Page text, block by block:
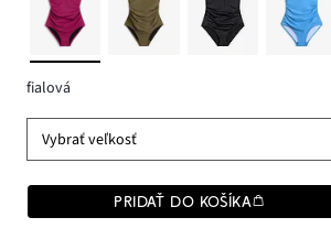
fialová
Vybrať veľkosť
PRIDAŤ DO KOŠÍKA